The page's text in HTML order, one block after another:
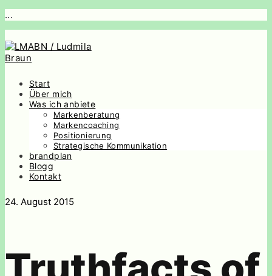
...
Start
Über mich
Was ich anbiete
Markenberatung
Markencoaching
Positionierung
Strategische Kommunikation
brandplan
Blogg
Kontakt
24. August 2015